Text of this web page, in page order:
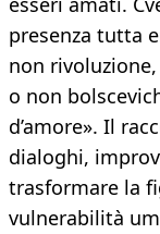
presenza tutta
non
o non
d’amore». Il
dialoghi,
trasformare la
vulnerabilità